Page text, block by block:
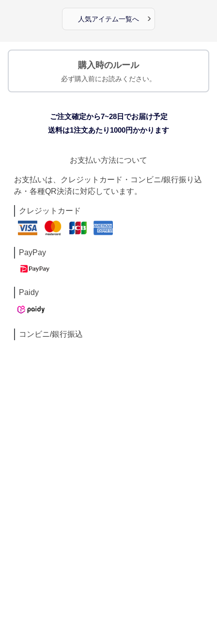
人気アイテム一覧へ ›
購入時のルール
必ず購入前にお読みください。
ご注文確定から7~28日でお届け予定
送料は1注文あたり 1000円かかります
お支払い方法について
お支払いは、クレジットカード・コンビニ/銀行振り込
み・各種QR決済に対応しています。
クレジットカード
PayPay
Paidy
コンビニ/銀行振込